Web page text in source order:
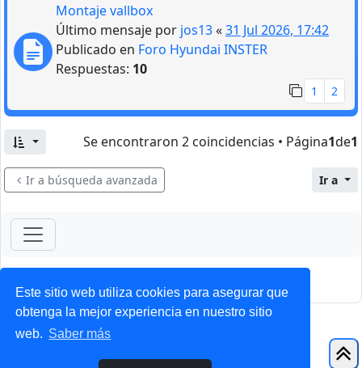
Este sitio web utiliza cookies para asegurar que
obtenga la mejor experiencia en nuestro sitio
web. Saber más
Montaje vallbox
Último mensaje por jos13«31 Jul 2026, 17:42
Publicado en Foro Hyundai INSTER
Respuestas: 10
1 2
Se encontraron 2 coincidencias • Página1de1
Ir a búsqueda avanzada Ir a
ForoClub 2025
Privacidad| Condiciones